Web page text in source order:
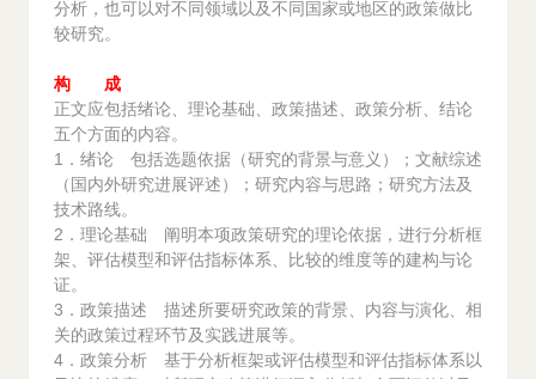
分析，也可以对不同领域以及不同国家或地区的政策做比
较研究。
构 成
正文应包括绪论、理论基础、政策描述、政策分析、结论
五个方面的内容。
1．绪论 包括选题依据（研究的背景与意义）；文献综述
（国内外研究进展评述）；研究内容与思路；研究方法及
技术路线。
2．理论基础 阐明本项政策研究的理论依据，进行分析框
架、评估模型和评估指标体系、比较的维度等的建构与论
证。
3．政策描述 描述所要研究政策的背景、内容与演化、相
关的政策过程环节及实践进展等。
4．政策分析 基于分析框架或评估模型和评估指标体系以